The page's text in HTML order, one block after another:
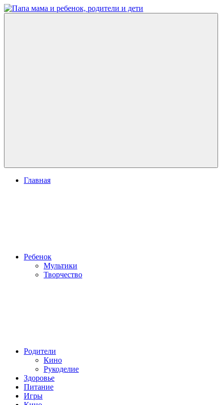
Перейти
к
Главная
Ребенок
Мультики
Творчество
Родители
Кино
Рукоделие
Здоровье
Питание
Игры